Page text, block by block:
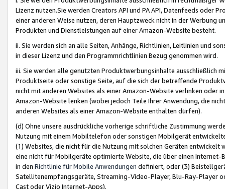
Lizenz nutzen.Sie werden Creators API und PA API, Datenfeeds oder
einer anderen Weise nutzen, deren Hauptzweck nicht in der Werbung
Produkten und Dienstleistungen auf einer Amazon-Website besteht.
ii. Sie werden sich an alle Seiten, Anhänge, Richtlinien, Leitlinien und
in dieser Lizenz und den Programmrichtlinien Bezug genommen wird.
iii. Sie werden alle genutzten Produktwerbungsinhalte ausschließlich
Produktseite oder sonstige Seite, auf die sich der betreffende
nicht mit anderen Websites als einer Amazon-Website verlinken oder
Amazon-Website lenken (wobei jedoch Teile Ihrer Anwendung, die
anderen Websites als einer Amazon-Website enthalten dürfen).
(d) Ohne unsere ausdrückliche vorherige schriftliche Zustimmung
Nutzung mit einem Mobiltelefon oder sonstigen Mobilgerät
(1) Websites, die nicht für die Nutzung mit solchen Geräten
eine nicht für Mobilgeräte optimierte Website, die über einen
in den Richtlinie für Mobile Anwendungen definiert, oder (3)
Satellitenempfangsgeräte, Streaming-Video-Player, Blu-Ray-Player
Cast oder Vizio Internet-Apps).